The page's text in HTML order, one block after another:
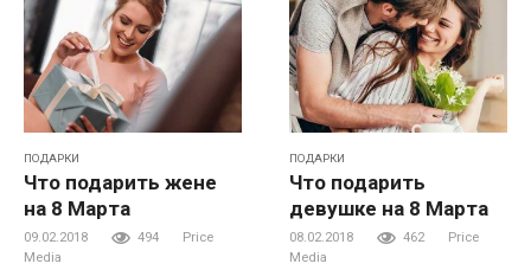
ПОДАРКИ
Что подарить жене
на 8 Марта
09.02.2018 494
Price
Media
ПОДАРКИ
Что подарить
девушке на 8 Марта
08.02.2018 462
Price
Media